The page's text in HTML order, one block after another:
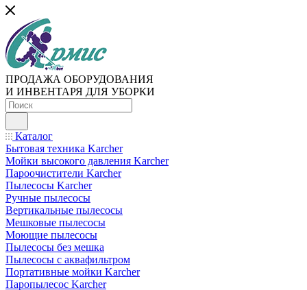
ПРОДАЖА ОБОРУДОВАНИЯ
И ИНВЕНТАРЯ ДЛЯ УБОРКИ
Каталог
Бытовая техника Karcher
Мойки высокого давления Karcher
Пароочистители Karcher
Пылесосы Karcher
Ручные пылесосы
Вертикальные пылесосы
Мешковые пылесосы
Моющие пылесосы
Пылесосы без мешка
Пылесосы с аквафильтром
Портативные мойки Karcher
Паропылесос Karcher